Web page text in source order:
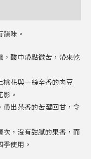
味。
酸中帶點微苦，帶來乾
桃花與一絲辛香的肉豆
。
出茶香的苦澀回甘，令
，沒有甜膩的果香，而
使用。